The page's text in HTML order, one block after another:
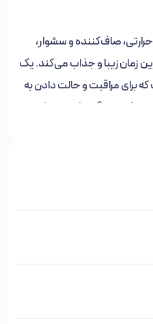
صاف‌کننده و سشوار،
زمان زیبا و جذاب می‌کند. یک
برقی 6 کاره است که برای مراقبت و حالت دادن به
در یک دستگاه ترکیب می‌کند.